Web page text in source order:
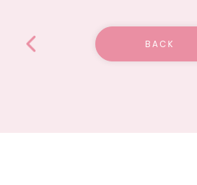
BACK